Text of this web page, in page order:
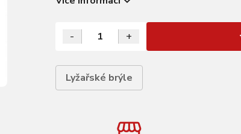
- +
Lyžařské brýle